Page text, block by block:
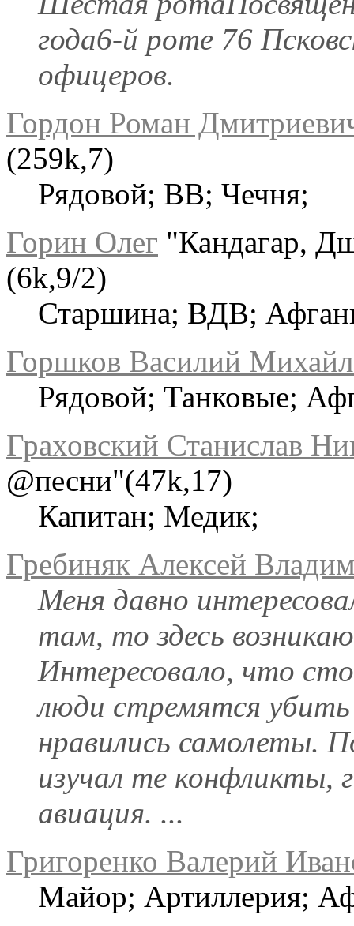
года6-й роте 76
офицеров.
Гордон Роман
(259k,7)
Рядовой; ВВ; Чечня;
Горин Олег "Кандагар,
(6k,9/2)
Старшина; ВДВ;
Горшков Василий
Рядовой; Танковые;
Граховский Станислав
@песни"(47k,17)
Капитан; Медик;
Гребиняк Алексей
Меня давно
там, то здесь
Интересовало, что
люди стремятся
нравились самолеты.
изучал те конфликты,
авиация. ...
Григоренко Валерий
Майор; Артиллерия;